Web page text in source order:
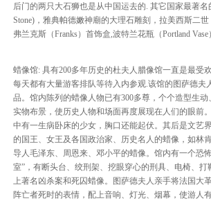
后门的两只大石狮也是从中国运去的. 其它国家最著
Stone)，雅典帕德嫩神廟的大理石雕刻，拉美西斯二世
弗兰克斯（Franks）首饰盒,波特兰花瓶（Portland Vase
蜡像馆: 具有200多年历史的杜夫人腊像馆一直是最受
每天都有大量游客排队等待入内参观.该馆的图萨德
品。馆内陈列的蜡像人物已有300多尊，个个造型生
实物布景，使历史人物和场面再度展现在人们的眼前
中有一生病卧床的少女，胸口还能起伏。其后是文艺
的国王、女王及各国政治家、历史名人的蜡像，如林
导人毛泽东、周恩来、邓小平的蜡像。馆内有一个恐
室”，有断头台、绞刑架、挖眼穿心的刑具、电椅、
上著名凶杀案和死囚蜡像。图萨德夫人亲手将法国大
阵亡者死时的表情，配上音响、灯光、烟幕，使游人